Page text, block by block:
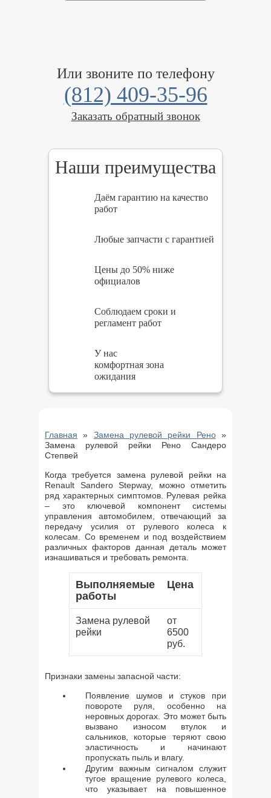
Или звоните по телефону
(812) 409-35-96
Заказать обратный звонок
Наши преимущества
Даём гарантию на качество
работ
Любые запчасти с гарантией
Цены до 50% ниже
официалов
Соблюдаем сроки и
регламент работ
У нас
комфортная зона
ожидания
Главная » Замена рулевой рейки Рено»
Замена рулевой рейки Рено Сандеро
Степвей
Когда требуется замена рулевой рейки на
Renault Sandero Stepway, можно отметить
ряд характерных симптомов. Рулевая рейка
– это ключевой компонент системы
управления автомобилем, отвечающий за
передачу усилия от рулевого колеса к
колесам. Со временем и под воздействием
различных факторов данная деталь может
изнашиваться и требовать ремонта.
Выполняемые
работы
Цена
Замена рулевой
рейки
от
6500
руб.
Признаки замены запасной части:
Появление шумов и стуков при
повороте руля, особенно на
неровных дорогах. Это может быть
вызвано износом втулок и
сальников, которые теряют свою
эластичность и начинают
пропускать пыль и влагу.
Другим важным сигналом служит
тугое вращение рулевого колеса,
что указывает на повышенное